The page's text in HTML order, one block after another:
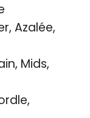
Azalée,
Mids,